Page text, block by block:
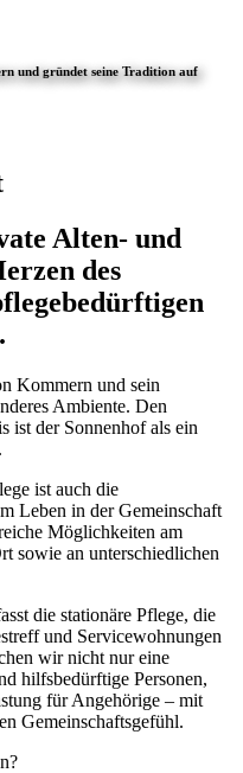
und gründet seine Tradition auf
Alten- und
des
Kommern und sein
Ambiente. Den
ist der Sonnenhof als ein
ist auch die
Leben in der Gemeinschaft
Möglichkeiten am
sowie an unterschiedlichen
die stationäre Pflege, die
und Servicewohnungen
wir nicht nur eine
hilfsbedürftige Personen,
für Angehörige – mit
Gemeinschaftsgefühl.